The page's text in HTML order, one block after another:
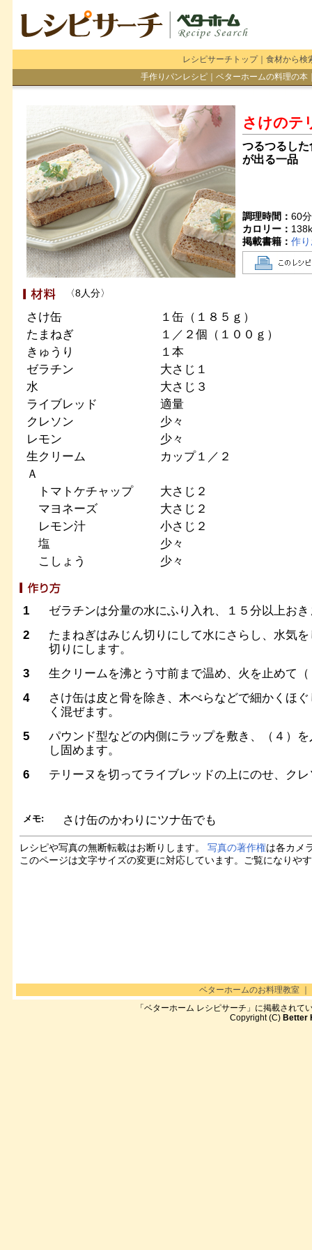
レシピサーチトップ｜ 食材から検
手作りパンレシピ
ベターホームの料理の本
さけのテ
つるつるし
が出る一品
調理時間： 60
カロリー： 138
掲載書籍： 作
〈8人分〉
さけ缶
１缶（１８５ｇ）
たまねぎ
１／２個（１００ｇ）
きゅうり
１本
ゼラチン
大さじ１
水
大さじ３
ライブレッド
適量
クレソン
少々
レモン
少々
生クリーム
カップ１／２
Ａ
トマトケチャップ
大さじ２
マヨネーズ
大さじ２
レモン汁
小さじ２
塩
少々
こしょう
少々
1
ゼラチンは分量の水にふり入れ、１５分以上お
2
たまねぎはみじん切りにして水にさらし、水気
切りにします。
3
生クリームを沸とう寸前まで温め、火を止めて
4
さけ缶は皮と骨を除き、木べらなどで細かくほ
く混ぜます。
5
パウンド型などの内側にラップを敷き、（４）
し固めます。
6
テリーヌを切ってライブレッドの上にのせ、ク
メモ: さけ缶のかわりにツナ缶でも
レシピや写真の無断転載はお断りします。 写真の著作権は各カメ
このページは文字サイズの変更に対応しています。ご覧になりや
ベターホームのお料理教室
「ベターホーム レシピサーチ」に掲載され
Copyright (C) Better